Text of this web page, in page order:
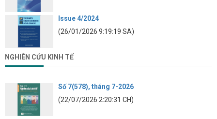
Issue 4/2024
(26/01/2026 9:19:19 SA)
NGHIÊN CỨU KINH TẾ
Số 7(578), tháng 7-2026
(22/07/2026 2:20:31 CH)